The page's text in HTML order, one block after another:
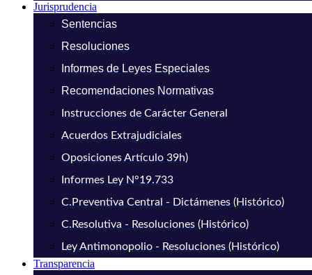
Jurisprudencia
Sentencias
Resoluciones
Informes de Leyes Especiales
Recomendaciones Normativas
Instrucciones de Carácter General
Acuerdos Extrajudiciales
Oposiciones Artículo 39h)
Informes Ley N°19.733
C.Preventiva Central - Dictámenes (Histórico)
C.Resolutiva - Resoluciones (Histórico)
Ley Antimonopolio - Resoluciones (Histórico)
Transparencia